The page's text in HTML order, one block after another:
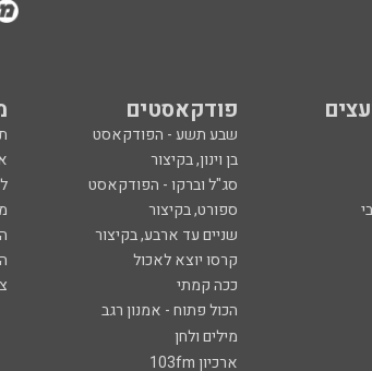
פודקאסטים
שבע תשע - הפודקאסט
בן וינון, בקיצור
סג"ל וברקו - הפודקאסט
ספורט, בקיצור
שניים עד ארבע, בקיצור
קרסו יוצא לאכול
ככה קמתי
הכול פתוח - אמנון רגב
מילים ולחן
ארכיון 103fm